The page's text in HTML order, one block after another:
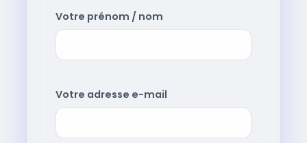
Votre prénom / nom
Votre adresse e-mail